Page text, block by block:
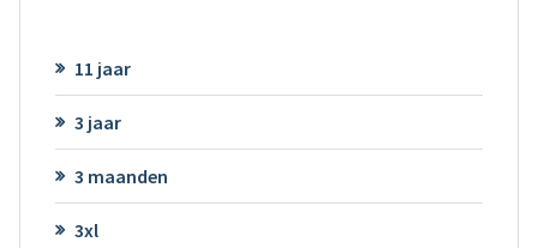
11 jaar
3 jaar
3 maanden
3xl